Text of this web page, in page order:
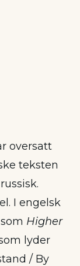
oversatt
teksten
I engelsk
Higher
lyder
/ By